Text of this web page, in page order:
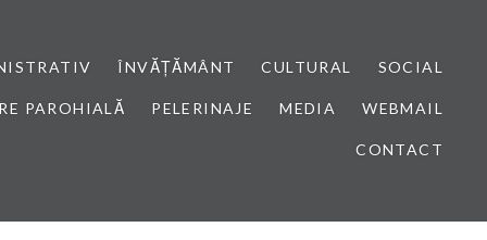
ÎNVĂȚĂMÂNT CULTURAL SOCIAL
PAROHIALĂ PELERINAJE MEDIA WEBMAIL
CONTACT